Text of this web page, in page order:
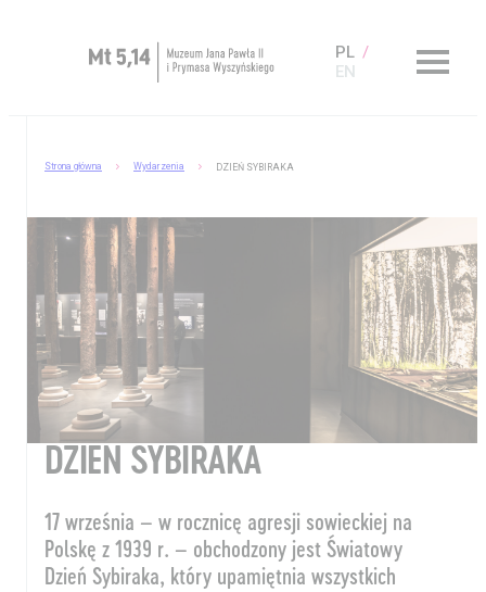
PL
EN
Muzeum dostępne
Kup bilet
Sklep
Strona główna Wydarzenia DZIEŃ SYBIRAKA
DZIEŃ SYBIRAKA
17 września – w rocznicę agresji sowieckiej na
Polskę z 1939 r. – obchodzony jest Światowy
Dzień Sybiraka, który upamiętnia wszystkich